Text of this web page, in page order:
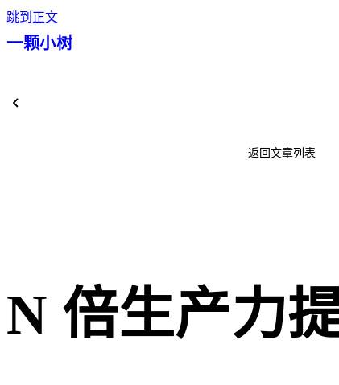
跳到正文
一颗小树
返回文章列表
N 倍生产力